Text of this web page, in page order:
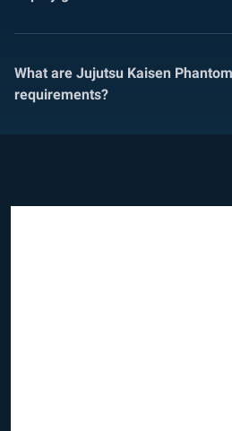
What are Jujutsu Kaisen
requirements?